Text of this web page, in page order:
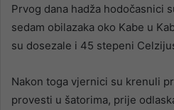
Prvog dana hadža hodočasnici
sedam obilazaka oko Kabe u
su dosezale i 45 stepeni
Nakon toga vjernici su krenuli
provesti u šatorima, prije